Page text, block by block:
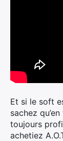
Et si le soft
sachez
toujours
achetiez